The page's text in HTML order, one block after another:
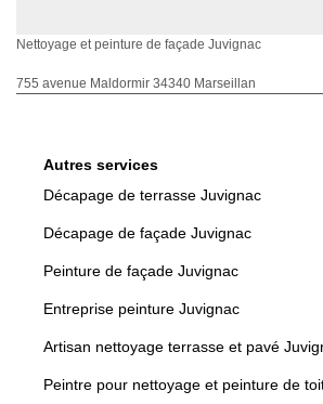
Nettoyage et peinture de façade Juvignac
755 avenue Maldormir 34340 Marseillan
Autres services
Décapage de terrasse Juvignac
Décapage de façade Juvignac
Peinture de façade Juvignac
Entreprise peinture Juvignac
Artisan nettoyage terrasse et pavé
Peintre pour nettoyage et peinture de